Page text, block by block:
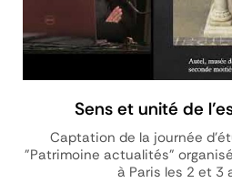
Sens et unité de
Captation de la journée
"Patrimoine actualités"
à Paris les 2 et 3